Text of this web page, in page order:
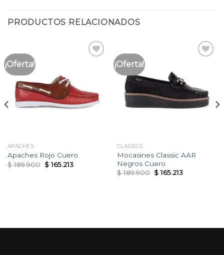
PRODUCTOS RELACIONADOS
¡Oferta!
deseos
APACHES
Apaches Rojo Cuero
$189.900 Original
price
$165.213Current
¡Oferta!
deseos
CLASSICS
Mocasines Classic AAR
Negros Cuero
$189.900 Original
price
$165.213Current